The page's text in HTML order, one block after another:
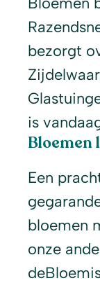
bezorgt
is
Bloemen
Een
bloemen
onze